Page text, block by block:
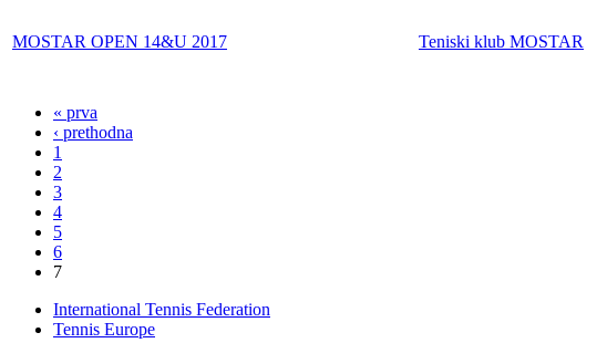
MOSTAR OPEN 14&U 2017 Teniski klub MOSTAR
« prva
‹ prethodna
1
2
3
4
5
6
7
International Tennis Federation
Tennis Europe